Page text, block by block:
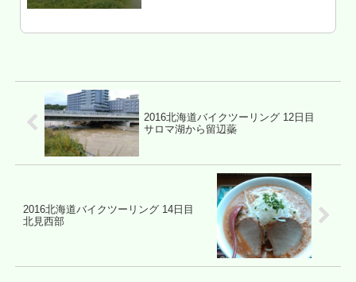
BBQ民はマリンパークへ行ってるぽい
2016北海道バイクツーリング 12日目
サロマ湖から留辺蘂
2016北海道バイクツーリング 14日目
北見西部